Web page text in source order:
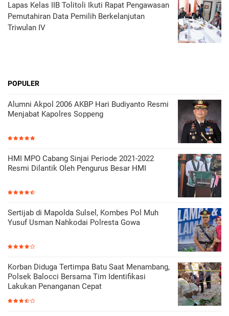
Lapas Kelas IIB Tolitoli Ikuti Rapat Pengawasan
Pemutahiran Data Pemilih Berkelanjutan
Triwulan IV
POPULER
Alumni Akpol 2006 AKBP Hari Budiyanto Resmi
Menjabat Kapolres Soppeng
HMI MPO Cabang Sinjai Periode 2021-2022
Resmi Dilantik Oleh Pengurus Besar HMI
Sertijab di Mapolda Sulsel, Kombes Pol Muh
Yusuf Usman Nahkodai Polresta Gowa
Korban Diduga Tertimpa Batu Saat Menambang,
Polsek Balocci Bersama Tim Identifikasi
Lakukan Penanganan Cepat